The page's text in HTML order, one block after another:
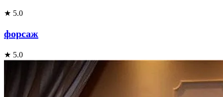
★ 5.0
форсаж
★ 5.0